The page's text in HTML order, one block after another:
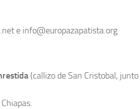
e info@europazapatista.org
(callizo de San Cristobal,